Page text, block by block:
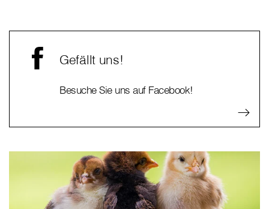
Gefällt uns!
Besuche Sie uns auf Facebook!